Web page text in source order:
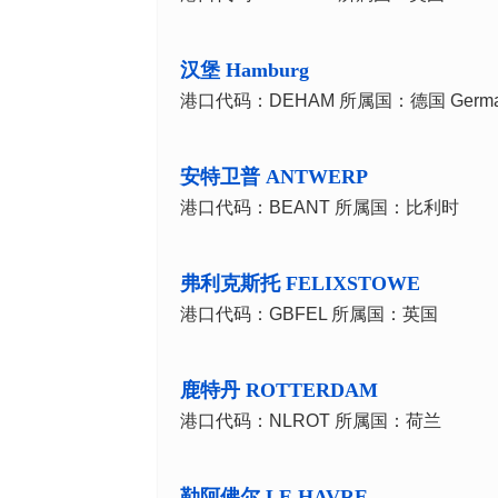
汉堡 Hamburg
港口代码：DEHAM 所属国：德国
安特卫普 ANTWERP
港口代码：BEANT 所属国：比利时
弗利克斯托 FELIXSTOWE
港口代码：GBFEL 所属国：英国
鹿特丹 ROTTERDAM
港口代码：NLROT 所属国：荷兰